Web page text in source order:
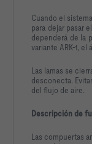
Cuando el
para dejar pasar
dependerá de la
variante ARK-1,
Las lamas se
desconecta.
del flujo de aire.
Descripción de
Las compuertas